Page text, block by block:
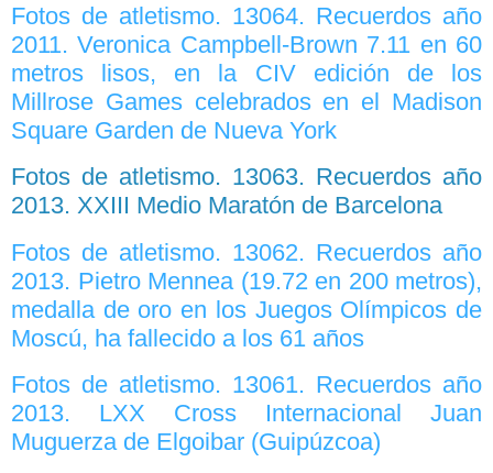
Fotos de atletismo. 13064. Recuerdos año
2011. Veronica Campbell-Brown 7.11 en 60
metros lisos, en la CIV edición de los
Millrose Games celebrados en el Madison
Square Garden de Nueva York
Fotos de atletismo. 13063. Recuerdos año
2013. XXIII Medio Maratón de Barcelona
Fotos de atletismo. 13062. Recuerdos año
2013. Pietro Mennea (19.72 en 200 metros),
medalla de oro en los Juegos Olímpicos de
Moscú, ha fallecido a los 61 años
Fotos de atletismo. 13061. Recuerdos año
2013. LXX Cross Internacional Juan
Muguerza de Elgoibar (Guipúzcoa)